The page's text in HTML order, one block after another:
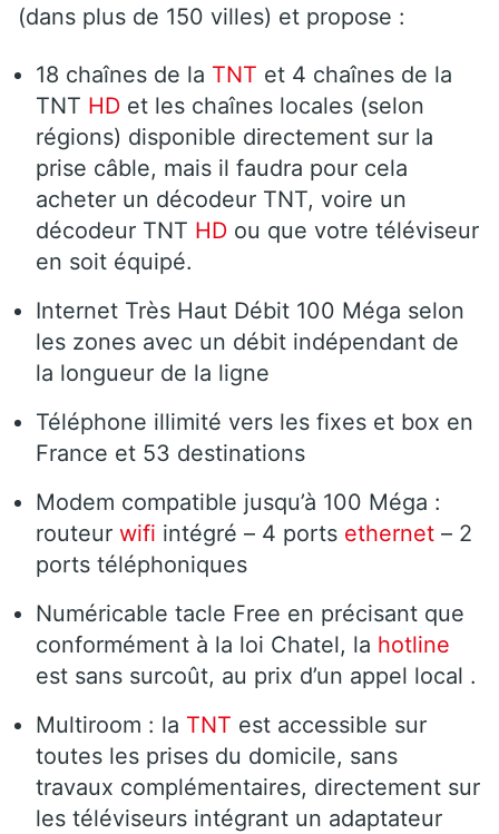
(dans plus de 150 villes) et propose :
18 chaînes de la TNT et 4 chaînes de la
TNT HD et les chaînes locales (selon
régions) disponible directement sur la
prise câble, mais il faudra pour cela
acheter un décodeur TNT, voire un
décodeur TNT HD ou que votre téléviseur
en soit équipé.
Internet Très Haut Débit 100 Méga selon
les zones avec un débit indépendant de
la longueur de la ligne
Téléphone illimité vers les fixes et box en
France et 53 destinations
Modem compatible jusqu’à 100 Méga :
routeur wifi intégré – 4 ports ethernet – 2
ports téléphoniques
Numéricable tacle Free en précisant que
conformément à la loi Chatel, la hotline
est sans surcoût, au prix d’un appel local .
Multiroom : la TNT est accessible sur
toutes les prises du domicile, sans
travaux complémentaires, directement sur
les téléviseurs intégrant un adaptateur